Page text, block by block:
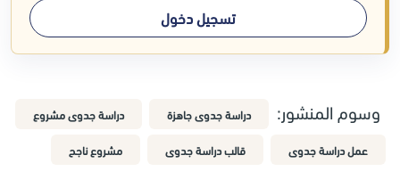
تسجيل دخول
وسوم المنشور: دراسة جدوى جاهزة
دراسة جدوى مشروع
عمل دراسة جدوى
قالب دراسة جدوى مشروع ناجح